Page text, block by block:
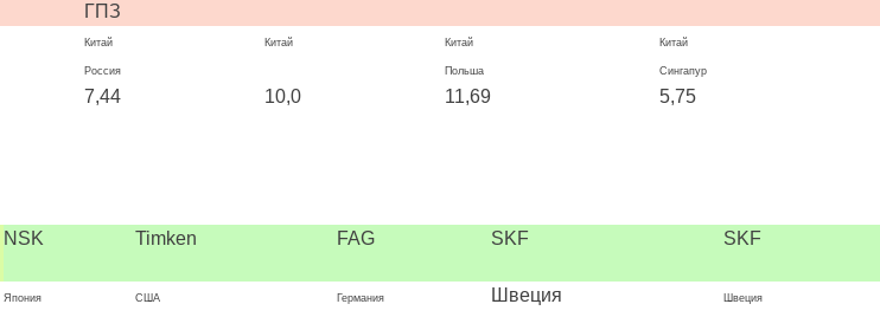
ГПЗ
Китай
Россия
Китай Китай
Польша
Китай
Сингапур
7,44 10,0 11,69 5,75
NSK Timken FAG SKF SKF
Япония США Германия Швеция Швеция